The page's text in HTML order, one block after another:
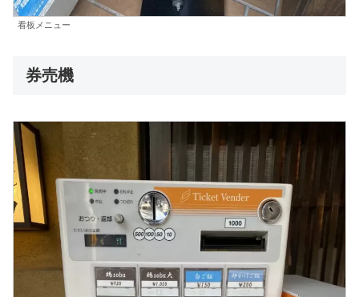
看板メニュー
券売機